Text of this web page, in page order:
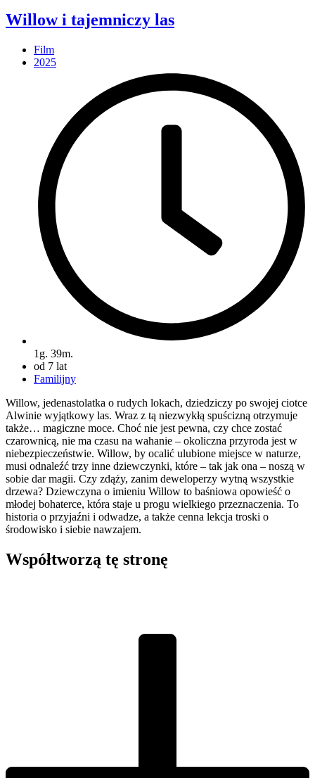
Willow i tajemniczy las
Film
2025
1g. 39m.
od 7 lat
Familijny
Willow, jedenastolatka o rudych lokach, dziedziczy po swojej ciotce
Alwinie wyjątkowy las. Wraz z tą niezwykłą spuścizną otrzymuje
także… magiczne moce. Choć nie jest pewna, czy chce zostać
czarownicą, nie ma czasu na wahanie – okoliczna przyroda jest w
niebezpieczeństwie. Willow, by ocalić ulubione miejsce w naturze,
musi odnaleźć trzy inne dziewczynki, które – tak jak ona – noszą w
sobie dar magii. Czy zdąży, zanim deweloperzy wytną wszystkie
drzewa? Dziewczyna o imieniu Willow to baśniowa opowieść o
młodej bohaterce, która staje u progu wielkiego przeznaczenia. To
historia o przyjaźni i odwadze, a także cenna lekcja troski o
środowisko i siebie nawzajem.
Współtworzą tę stronę